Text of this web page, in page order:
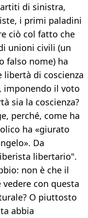
di sinistra,
i primi paladini
ciò col fatto che
unioni civili (un
falso nome) ha
libertà di coscienza
imponendo il voto
sia la coscienza?
perché, come ha
ha «giurato
Da
libertario".
non è che il
con questa
O piuttosto
abbia